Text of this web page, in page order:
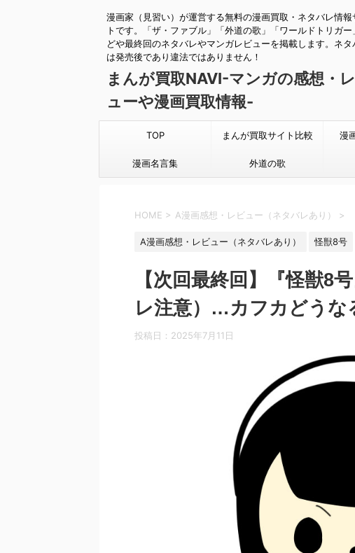
漫画家（見習い）が運営する無料の漫画買取・ネタバレ情報
トです。「ザ・ファブル」「外道の歌」「ワールドトリガー
どや最終回のネタバレやマンガレビューを掲載します。ネタ
は発売後であり違法ではありません！
まんが買取NAVI-マンガの感想・
ューや漫画買取情報-
TOP まんが買取サイト比較 漫
漫画名言集 外道の歌
HOME > A漫画感想・レビュー（ネタバレあり） >
A漫画感想・レビュー（ネタバレあり） 怪獣8号
【次回最終回】『怪獣8
レ注意）…カフカどうな
投稿日： 2025年7月11日